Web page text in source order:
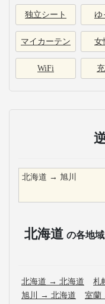
独立シート ゆ
マイカーテン 女
WiFi
北海道 → 旭川
北海道 の各地
北海道 → 北海道 札
旭川
→ 北海道 室蘭